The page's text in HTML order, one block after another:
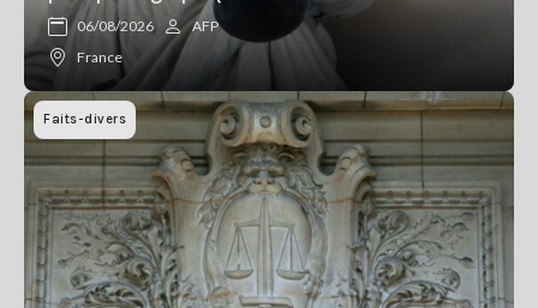
06/08/2026
AFP
France
Faits-divers